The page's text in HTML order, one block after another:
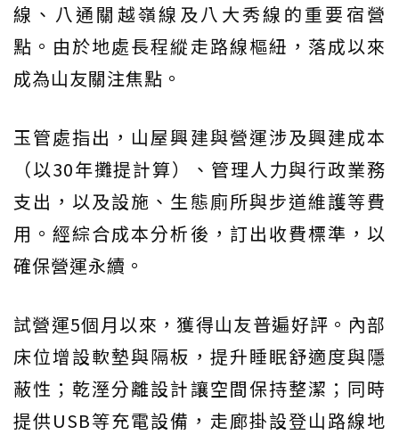
線、八通關越嶺線及八大秀線的重要宿營
點。由於地處長程縱走路線樞紐，落成以來
成為山友關注焦點。
玉管處指出，山屋興建與營運涉及興建成本
（以30年攤提計算）、管理人力與行政業務
支出，以及設施、生態廁所與步道維護等費
用。經綜合成本分析後，訂出收費標準，以
確保營運永續。
試營運5個月以來，獲得山友普遍好評。內部
床位增設軟墊與隔板，提升睡眠舒適度與隱
蔽性；乾溼分離設計讓空間保持整潔；同時
提供USB等充電設備，走廊掛設登山路線地